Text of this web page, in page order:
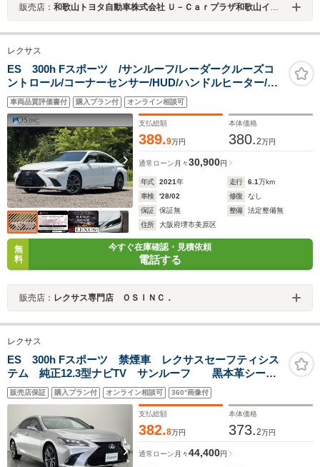
販売店： 和歌山トヨタ自動車株式会社 Ｕ－Ｃａｒプラザ和歌山インター
レクサス
ES 300h Fスポーツ /サンルーフ/レーダークルーズコ
ントロール/コーナーセンサー/HUD/ハンドルヒーター/シ
ートヒーター・エアコン/パワーシート/シートメモ
リ/ETC/Bluetooth/バックカメラ/プッシュスタート
車両品質評価書付 購入プラン付 オンライン相談可
支払総額
389.9万円
本体価格
380.2万円
通常ローン 月々30,900円
年式 2021年 走行 6.1万km
車検
'28/02 修復
なし
保証
保証無 整備
法定整備無
住所
大阪府堺市美原区
無
料
今すぐ在庫確認・見積依頼
電話する
販売店： レクサス専門店 ＯＳＩＮＣ．
レクサス
ES 300h Fスポーツ 禁煙車 レクサスセーフティシス
テム 純正12.3型ナビTV サンルーフ 黒本革シー
ト パドルシフト アダプティブクルーズコントロー
ル レーンディパーチャーアラート バックカメラ 純
正ビルトイン2.0ETC
販売店保証 購入プラン付 オンライン相談可 360°画像付
支払総額
382.8万円
本体価格
373.2万円
通常ローン 月々44,400円